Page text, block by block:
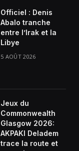
Officiel : Denis
Abalo tranche
entre l’Irak et la
Libye
5 AOÛT 2026
Jeux du
Commonwealth
Glasgow 2026:
AKPAKI Deladem
trace la route et